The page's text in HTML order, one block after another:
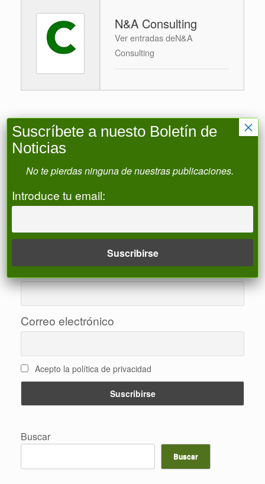
N&A Consulting
Ver entradas deN&A
Consulting
Navegador de artículos
←
Fotovoltaicas flotantes en embalses y…
Correo electrónico
Acepto la política de privacidad
Buscar
Buscar
Suscríbete a nuesto Boletín de
Noticias
No te pierdas ninguna de nuestras publicaciones.
Introduce tu email:
×